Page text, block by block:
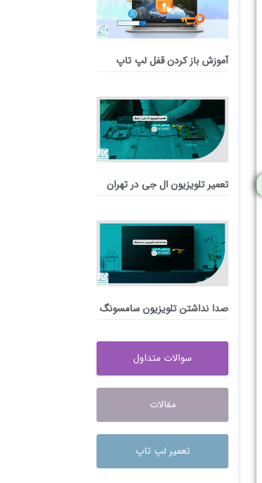
آموزش باز کردن قفل لپ تاپ
تعمیر تلویزیون ال جی در تهران
صدا نداشتن تلویزیون سامسونگ
سوالات متداول
مقالات
تعمیر لپ تاپ